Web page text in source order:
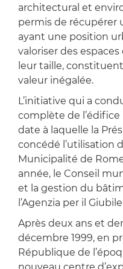
architectural et
permis de
ayant une position
valoriser des
leur taille,
valeur inégalée.
L’initiative qui a
complète de l’édifice
date à laquelle la
concédé l’utilisation
Municipalité de
année, le Conseil
et la gestion du
l’Agenzia per il
Après deux ans et
décembre 1999, en
République de